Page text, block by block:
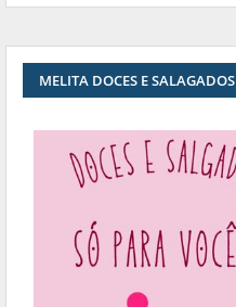
MELITA DOCES E SALAGADOS